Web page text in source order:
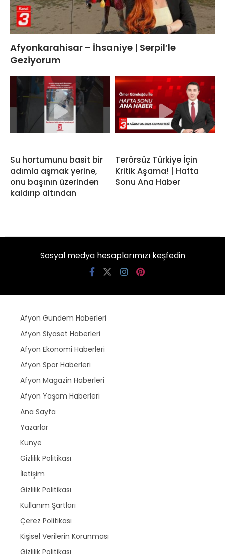
Afyonkarahisar – İhsaniye | Serpil’le
Geziyorum
Su hortumunu basit bir
adımla aşmak yerine,
onu başının üzerinden
kaldırıp altından
Terörsüz Türkiye İçin
Kritik Aşama! | Hafta
Sonu Ana Haber
Sosyal medya hesaplarımızı keşfedin
Afyon Gündem Haberleri
Afyon Siyaset Haberleri
Afyon Ekonomi Haberleri
Afyon Spor Haberleri
Afyon Magazin Haberleri
Afyon Yaşam Haberleri
Ana Sayfa
Yazarlar
Künye
Gizlilik Politikası
İletişim
Gizlilik Politikası
Kullanım Şartları
Çerez Politikası
Kişisel Verilerin Korunması
Gizlilik Politikası